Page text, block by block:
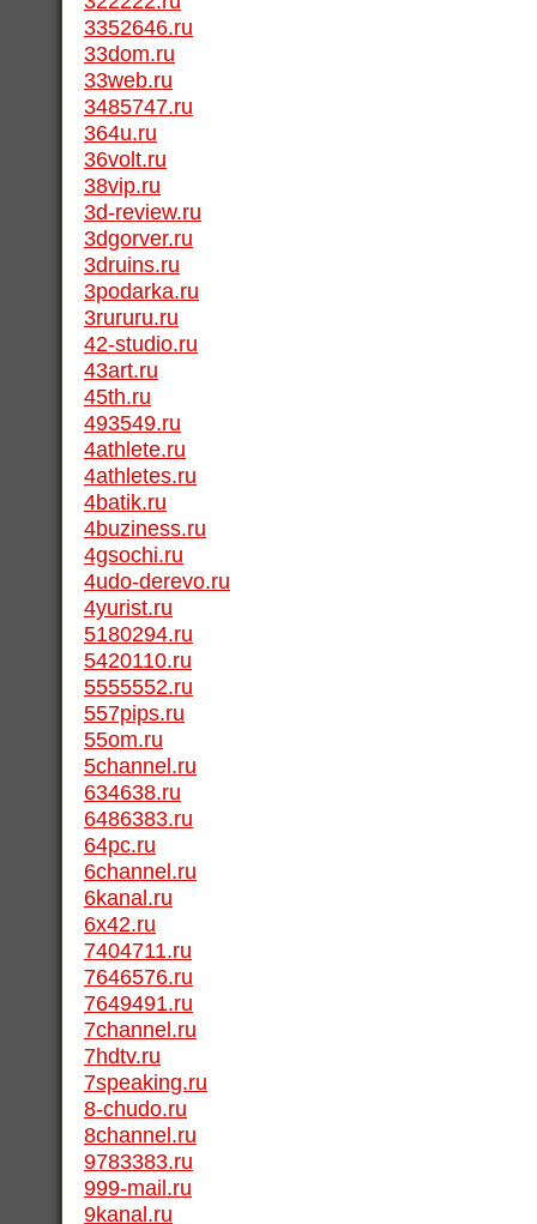
3352646.ru
33dom.ru
33web.ru
3485747.ru
364u.ru
36volt.ru
38vip.ru
3d-review.ru
3dgorver.ru
3druins.ru
3podarka.ru
3rururu.ru
42-studio.ru
43art.ru
45th.ru
493549.ru
4athlete.ru
4athletes.ru
4batik.ru
4buziness.ru
4gsochi.ru
4udo-derevo.ru
4yurist.ru
5180294.ru
5420110.ru
5555552.ru
557pips.ru
55om.ru
5channel.ru
634638.ru
6486383.ru
64pc.ru
6channel.ru
6kanal.ru
6x42.ru
7404711.ru
7646576.ru
7649491.ru
7channel.ru
7hdtv.ru
7speaking.ru
8-chudo.ru
8channel.ru
9783383.ru
999-mail.ru
9kanal.ru